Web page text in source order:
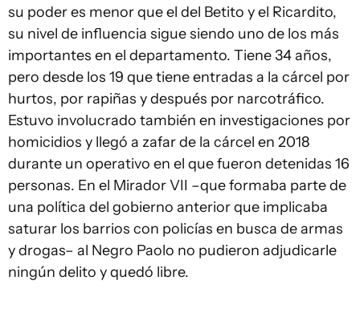
su poder es menor que el del Betito y el Ricardito,
su nivel de influencia sigue siendo uno de los más
importantes en el departamento. Tiene 34 años,
pero desde los 19 que tiene entradas a la cárcel por
hurtos, por rapiñas y después por narcotráfico.
Estuvo involucrado también en investigaciones por
homicidios y llegó a zafar de la cárcel en 2018
durante un operativo en el que fueron detenidas 16
personas. En el Mirador VII –que formaba parte de
una política del gobierno anterior que implicaba
saturar los barrios con policías en busca de armas
y drogas– al Negro Paolo no pudieron adjudicarle
ningún delito y quedó libre.